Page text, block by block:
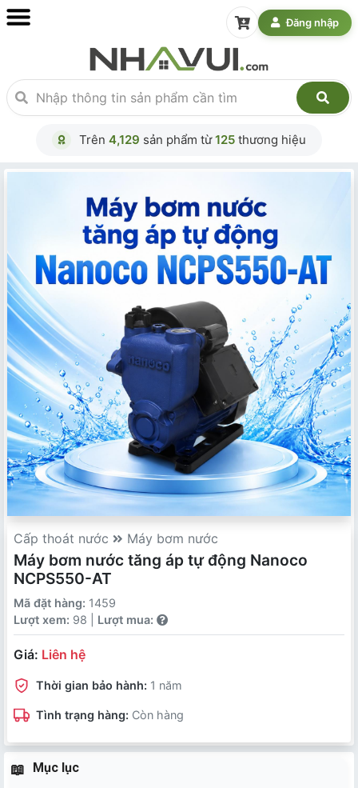
Đăng nhập
Trên 4,129 sản phẩm từ125 thương hiệu
Cấp thoát nước Máy bơm nước
Máy bơm nước tăng áp tự động Nanoco
NCPS550-AT
Mã đặt hàng: 1459
Lượt xem: 98 | Lượt mua:
Giá: Liên hệ
Thời gian bảo hành: 1 năm
Tình trạng hàng: Còn hàng
Mục lục